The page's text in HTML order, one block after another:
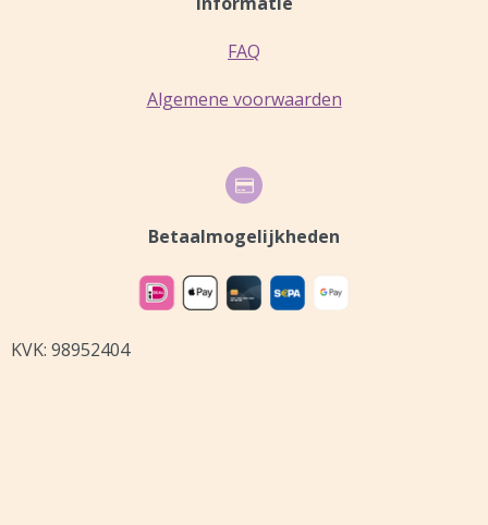
k
s
a
FAQ
Algemene voorwaarden
Betaalmogelijkheden
KVK: 98952404